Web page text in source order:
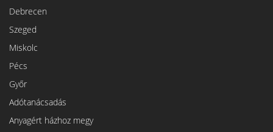
Debrecen
Szeged
Miskolc
Pécs
Győr
Adótanácsadás
Anyagért házhoz megy